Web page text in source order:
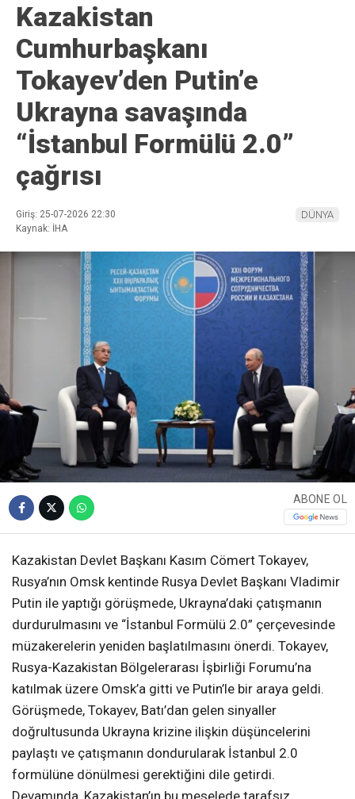
Kazakistan
Cumhurbaşkanı
Tokayev’den Putin’e
Ukrayna savaşında
“İstanbul Formülü 2.0”
çağrısı
Giriş: 25-07-2026 22:30
Kaynak: İHA
DÜNYA
ABONE OL
Kazakistan Devlet Başkanı Kasım Cömert Tokayev,
Rusya’nın Omsk kentinde Rusya Devlet Başkanı Vladimir
Putin ile yaptığı görüşmede, Ukrayna’daki çatışmanın
durdurulmasını ve “İstanbul Formülü 2.0” çerçevesinde
müzakerelerin yeniden başlatılmasını önerdi. Tokayev,
Rusya-Kazakistan Bölgelerarası İşbirliği Forumu’na
katılmak üzere Omsk’a gitti ve Putin’le bir araya geldi.
Görüşmede, Tokayev, Batı’dan gelen sinyaller
doğrultusunda Ukrayna krizine ilişkin düşüncelerini
paylaştı ve çatışmanın dondurularak İstanbul 2.0
formülüne dönülmesi gerektiğini dile getirdi.